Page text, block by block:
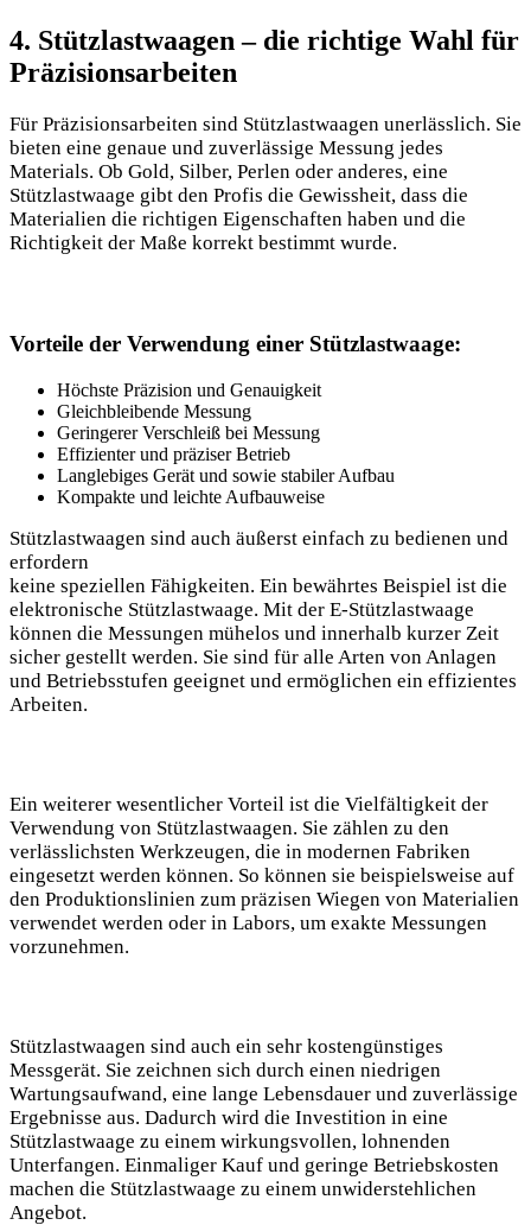
4. Stützlastwaagen – die richtige Wahl für
Präzisionsarbeiten
Für Präzisionsarbeiten sind Stützlastwaagen unerlässlich. Sie
bieten eine genaue und zuverlässige Messung jedes
Materials. Ob Gold, Silber, Perlen oder anderes, eine
Stützlastwaage gibt den Profis die Gewissheit, dass die
Materialien die richtigen Eigenschaften haben und die
Richtigkeit der Maße korrekt bestimmt wurde.
Vorteile der Verwendung einer Stützlastwaage:
Höchste Präzision und Genauigkeit
Gleichbleibende Messung
Geringerer Verschleiß bei Messung
Effizienter und präziser Betrieb
Langlebiges Gerät und sowie stabiler Aufbau
Kompakte und leichte Aufbauweise
Stützlastwaagen sind auch äußerst einfach zu bedienen und
erfordern
keine speziellen Fähigkeiten. Ein bewährtes Beispiel ist die
elektronische Stützlastwaage. Mit der E-Stützlastwaage
können die Messungen mühelos und innerhalb kurzer Zeit
sicher gestellt werden. Sie sind für alle Arten von Anlagen
und Betriebsstufen geeignet und ermöglichen ein effizientes
Arbeiten.
Ein weiterer wesentlicher Vorteil ist die Vielfältigkeit der
Verwendung von Stützlastwaagen. Sie zählen zu den
verlässlichsten Werkzeugen, die in modernen Fabriken
eingesetzt werden können. So können sie beispielsweise auf
den Produktionslinien zum präzisen Wiegen von Materialien
verwendet werden oder in Labors, um exakte Messungen
vorzunehmen.
Stützlastwaagen sind auch ein sehr kostengünstiges
Messgerät. Sie zeichnen sich durch einen niedrigen
Wartungsaufwand, eine lange Lebensdauer und zuverlässige
Ergebnisse aus. Dadurch wird die Investition in eine
Stützlastwaage zu einem wirkungsvollen, lohnenden
Unterfangen. Einmaliger Kauf und geringe Betriebskosten
machen die Stützlastwaage zu einem unwiderstehlichen
Angebot.